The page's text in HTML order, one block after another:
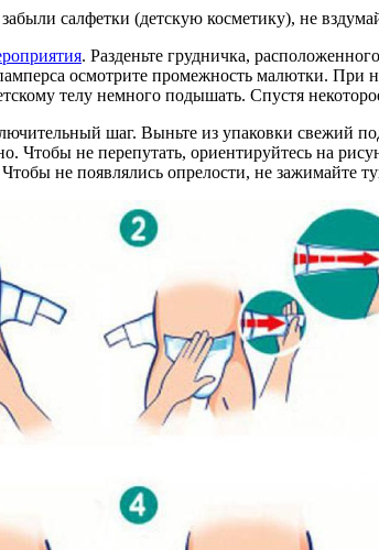
салфетки (детскую косметику), не
. Разденьте грудничка,
осмотрите промежность малютки.
телу немного подышать. Спустя
шаг. Выньте из упаковки свежий
Чтобы не перепутать, ориентируйтесь на
Чтобы не появлялись опрелости, не зажимайте